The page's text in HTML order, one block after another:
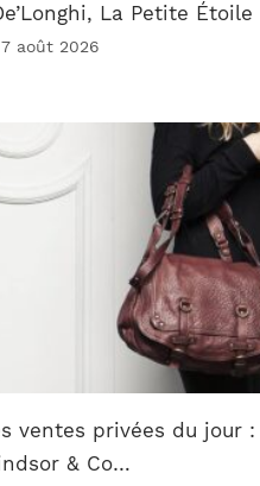
La Petite
7 août 2026
ventes privées du jour :
& Co…